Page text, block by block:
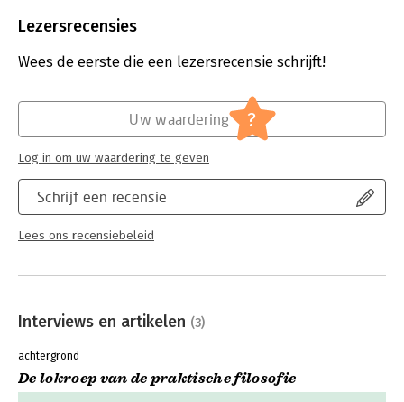
hem om het beste uit zichzelf te
druk en om een betere relatie met
Lezersrecensies
Wees de eerste die een lezersrecensie schrijft!
Schrijf een recensie
Lees ons recensiebeleid
Uw waardering ?
Log in om uw waardering te geven
Interviews en artikelen (3)
achtergrond
De lokroep van de praktische filosofie